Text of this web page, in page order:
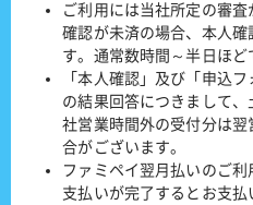
ご利用には当社所定の審査
確認が未済の場合、本人確
す。通常数時間～半日ほど
「本人確認」及び「申込
の結果回答につきまして
社営業時間外の受付分は
合がございます。
ファミペイ翌月払いのご
支払いが完了するとお支払